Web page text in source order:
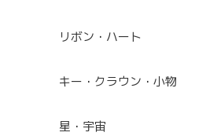
リボン・ハート
キー・クラウン・小物
星・宇宙